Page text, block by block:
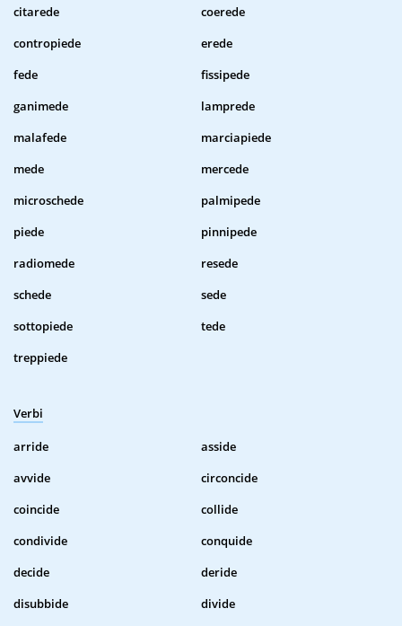
citarede
coerede
contropiede
erede
fede
fissipede
ganimede
lamprede
malafede
marciapiede
mede
mercede
microschede
palmipede
piede
pinnipede
radiomede
resede
schede
sede
sottopiede
tede
treppiede
Verbi
arride
asside
avvide
circoncide
coincide
collide
condivide
conquide
decide
deride
disubbide
divide